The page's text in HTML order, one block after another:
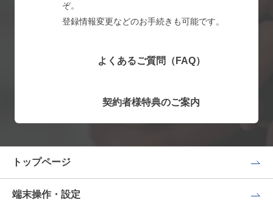
ぞ。
登録情報変更などのお手続きも可能です。
よくあるご質問（FAQ）
契約者様特典のご案内
トップページ
端末操作・設定